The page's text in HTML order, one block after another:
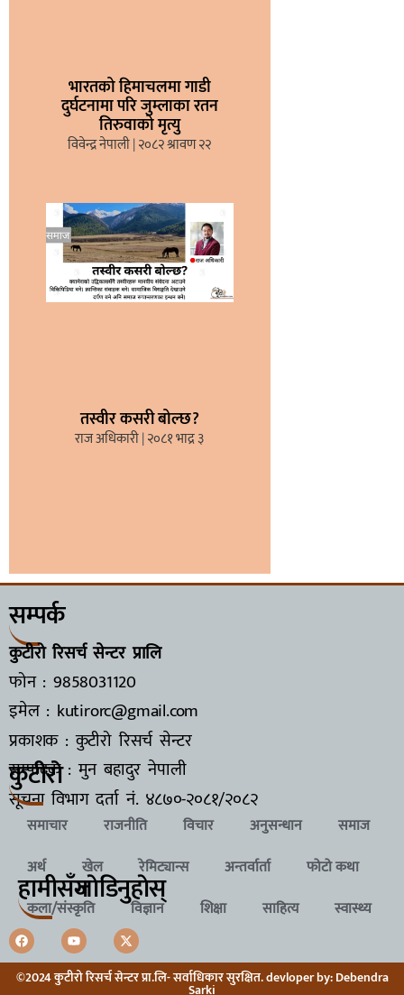
भारतको हिमाचलमा गाडी
दुर्घटनामा परि जुम्लाका रतन
तिरुवाको मृत्यु
विवेन्द्र नेपाली २०८२ श्रावण २२
तस्वीर कसरी बोल्छ?
राज अधिकारी २०८१ भाद्र ३
सम्पर्क
कुटीरो रिसर्च सेन्टर प्रालि
फोन : 9858031120
इमेल : kutirorc@gmail.com
प्रकाशक : कुटीरो रिसर्च सेन्टर
सम्पादक : मुन बहादुर नेपाली
सूचना विभाग दर्ता नं. ४८७०-२०८१/२०८२
कुटीरो
समाचार राजनीति विचार अनुसन्धान
समाज
अर्थ
खेल रेमिट्यान्स अन्तर्वार्ता
फोटो कथा
कला/संस्कृति
विज्ञान शिक्षा साहित्य स्वास्थ्य
हामीसँगजाेडिनुहाेस्
©2024 कुटीरो रिसर्च सेन्टर प्रा.लि- सर्वाधिकार सुरक्षित. devloper by: Debendra
Sarki